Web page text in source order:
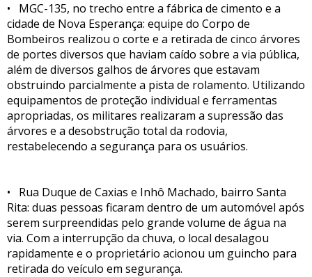
• MGC-135, no trecho entre a fábrica de cimento e a
cidade de Nova Esperança: equipe do Corpo de
Bombeiros realizou o corte e a retirada de cinco árvores
de portes diversos que haviam caído sobre a via pública,
além de diversos galhos de árvores que estavam
obstruindo parcialmente a pista de rolamento. Utilizando
equipamentos de proteção individual e ferramentas
apropriadas, os militares realizaram a supressão das
árvores e a desobstrução total da rodovia,
restabelecendo a segurança para os usuários.
• Rua Duque de Caxias e Inhô Machado, bairro Santa
Rita: duas pessoas ficaram dentro de um automóvel após
serem surpreendidas pelo grande volume de água na
via. Com a interrupção da chuva, o local desalagou
rapidamente e o proprietário acionou um guincho para
retirada do veículo em segurança.